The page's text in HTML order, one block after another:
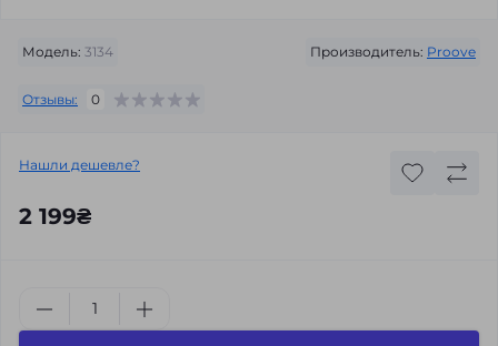
Модель: 3134 Производитель: Proove
Отзывы: 0
Нашли дешевле?
2 199₴